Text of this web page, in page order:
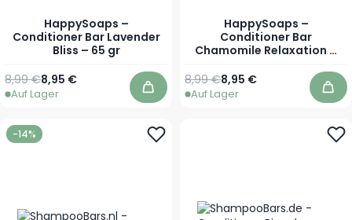
HappySoaps –
Conditioner Bar Lavender
Bliss – 65 gr
Sonderpreis
8,95 €
Regulärer Preis
8,99 €
Auf Lager In den Warenkorb
HappySoaps –
Conditioner Bar
Chamomile Relaxation –
Sonderpreis
8,95 €
Regulärer Preis
8,99 €
Auf Lager In
-14%